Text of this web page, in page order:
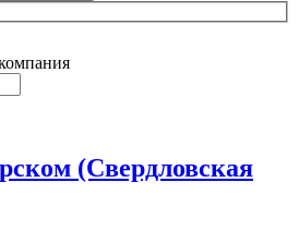
(Свердловская